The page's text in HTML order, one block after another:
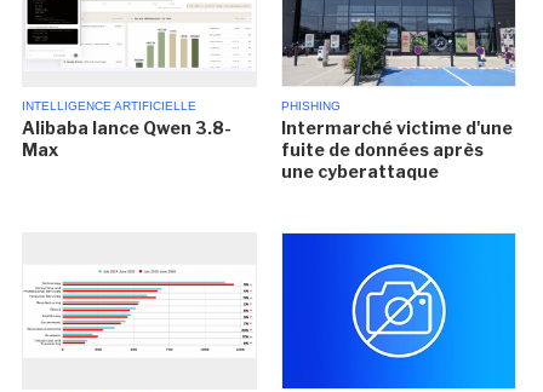
INTELLIGENCE ARTIFICIELLE
Alibaba lance Qwen 3.8-
Max
PHISHING
Intermarché victime d'une
fuite de données après
une cyberattaque